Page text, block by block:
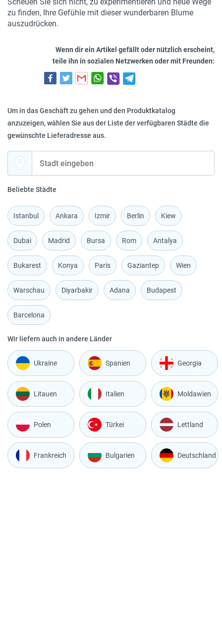
Scheuen Sie sich nicht, zu experimentieren und neue Wege
zu finden, Ihre Gefühle mit dieser wunderbaren Blume
auszudrücken.
Wenn dir ein Artikel gefällt oder nützlich erscheint,
teile ihn in sozialen Netzwerken oder mit Freunden:
Um in das Geschäft zu gehen und den Produktkatalog
anzuzeigen, wählen Sie aus der Liste der verfügbaren Städte die
gewünschte Lieferadresse aus.
Beliebte Städte
Istanbul Ankara Izmir Berlin Kiew
Dubai Madrid Bursa Rom Antalya
Bukarest Konya Paris Gaziantep Wien
Warschau Diyarbakir Adana Budapest
Barcelona
Wir liefern auch in andere Länder
Ukraine Spanien Georgia
Litauen Italien Moldawien
Polen Türkei Lettland
Frankreich Bulgarien Deutschland